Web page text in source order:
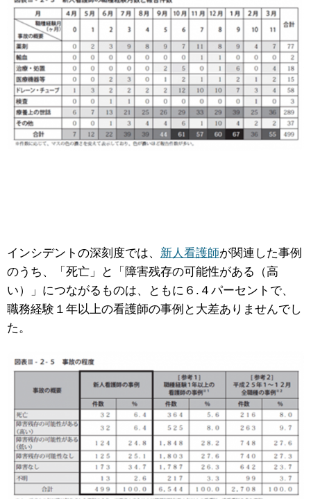
インシデントの深刻度では、 新人看護師が関連した事例
のうち、「死亡」と「障害残存の可能性がある（高
い）」につながるものは、ともに６.４パーセントで、
職務経験１年以上の看護師の事例と大差ありませんでし
た。